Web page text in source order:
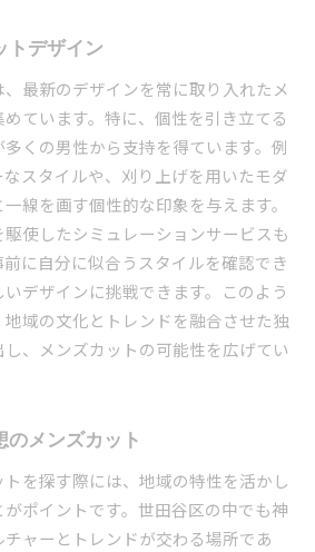
トデザイン
最新のデザインを常に取り入れたメ
ています。特に、個性を引き立てる
くの男性から支持を得ています。例
スタイルや、刈り上げを用いたモダ
線を画す個性的な印象を与えます。
使したシミュレーションサービスも
に自分に似合うスタイルを確認でき
デザインに挑戦できます。このよう
域の文化とトレンドを融合させた独
、メンズカットの可能性を広げてい
のメンズカット
を探す際には、地域の特性を活かし
ポイントです。世田谷区の中でも神
ャーとトレンドが交わる場所であ